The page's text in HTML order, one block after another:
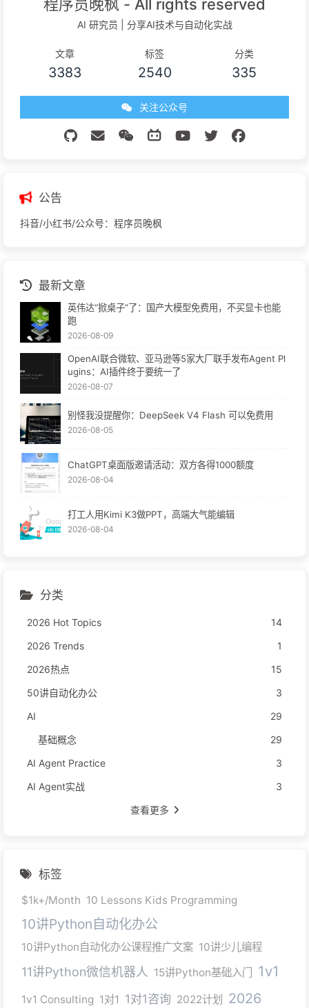
程序员晚枫 - All rights reserved
AI 研究员 | 分享AI技术与自动化实战
文章
3383
标签
2540
分类
335
关注公众号
公告
抖音/小红书/公众号：程序员晚枫
最新文章
英伟达“掀桌子”了：国产大模型免费用，不买显卡也能
跑
2026-08-09
OpenAI联合微软、亚马逊等5家大厂联手发布Agent Pl
ugins：AI插件终于要统一了
2026-08-07
别怪我没提醒你：DeepSeek V4 Flash 可以免费用
2026-08-05
ChatGPT桌面版邀请活动：双方各得1000额度
2026-08-04
打工人用Kimi K3做PPT，高端大气能编辑
2026-08-04
分类
2026 Hot Topics
14
2026 Trends
1
2026热点
15
50讲自动化办公
3
AI
29
基础概念
29
AI Agent Practice
3
AI Agent实战
3
查看更多
标签
$1k+/Month 10 Lessons Kids Programming
10讲Python自动化办公
10讲Python自动化办公课程推广文案 10讲少儿编程
11讲Python微信机器人 15讲Python基础入门 1v1
1v1 Consulting 1对1 1对1咨询 2022计划 2026